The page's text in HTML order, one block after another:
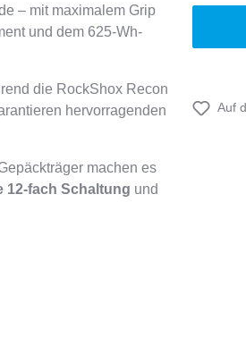
Auf
– mit maximalem Grip
und dem 625-Wh-
die RockShox Recon
hervorragenden
machen es
12-fach Schaltung und